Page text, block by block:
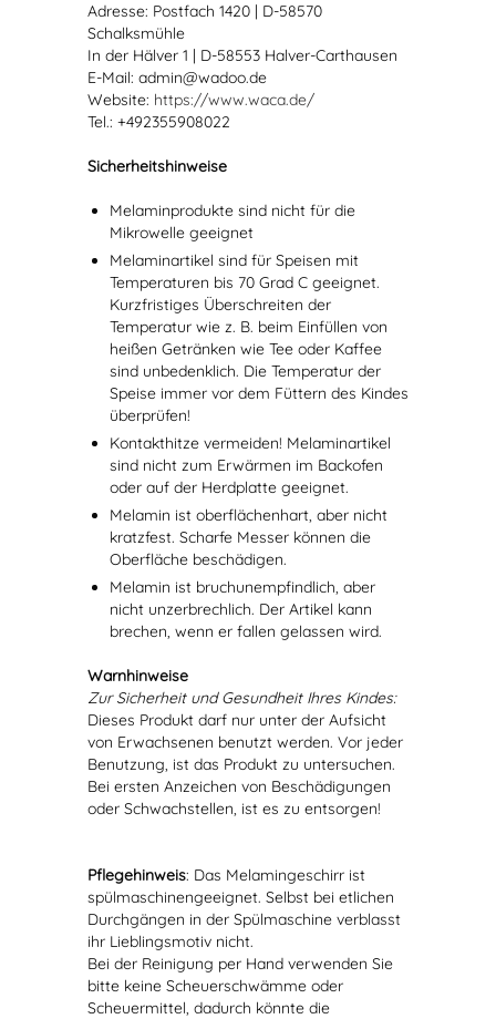
Adresse: Postfach 1420 | D-58570
Schalksmühle
In der Hälver 1 | D-58553 Halver-Carthausen
E-Mail: admin@wadoo.de
Website: https://www.waca.de/
Tel.: +492355908022
Sicherheitshinweise
Melaminprodukte sind nicht für die
Mikrowelle geeignet
Melaminartikel sind für Speisen mit
Temperaturen bis 70 Grad C geeignet.
Kurzfristiges Überschreiten der
Temperatur wie z. B. beim Einfüllen von
heißen Getränken wie Tee oder Kaffee
sind unbedenklich. Die Temperatur der
Speise immer vor dem Füttern des Kindes
überprüfen!
Kontakthitze vermeiden! Melaminartikel
sind nicht zum Erwärmen im Backofen
oder auf der Herdplatte geeignet.
Melamin ist oberflächenhart, aber nicht
kratzfest. Scharfe Messer können die
Oberfläche beschädigen.
Melamin ist bruchunempfindlich, aber
nicht unzerbrechlich. Der Artikel kann
brechen, wenn er fallen gelassen wird.
Warnhinweise
Zur Sicherheit und Gesundheit Ihres Kindes:
Dieses Produkt darf nur unter der Aufsicht
von Erwachsenen benutzt werden. Vor jeder
Benutzung, ist das Produkt zu untersuchen.
Bei ersten Anzeichen von Beschädigungen
oder Schwachstellen, ist es zu entsorgen!
Pflegehinweis: Das Melamingeschirr ist
spülmaschinengeeignet. Selbst bei etlichen
Durchgängen in der Spülmaschine verblasst
ihr Lieblingsmotiv nicht.
Bei der Reinigung per Hand verwenden Sie
bitte keine Scheuerschwämme oder
Scheuermittel, dadurch könnte die